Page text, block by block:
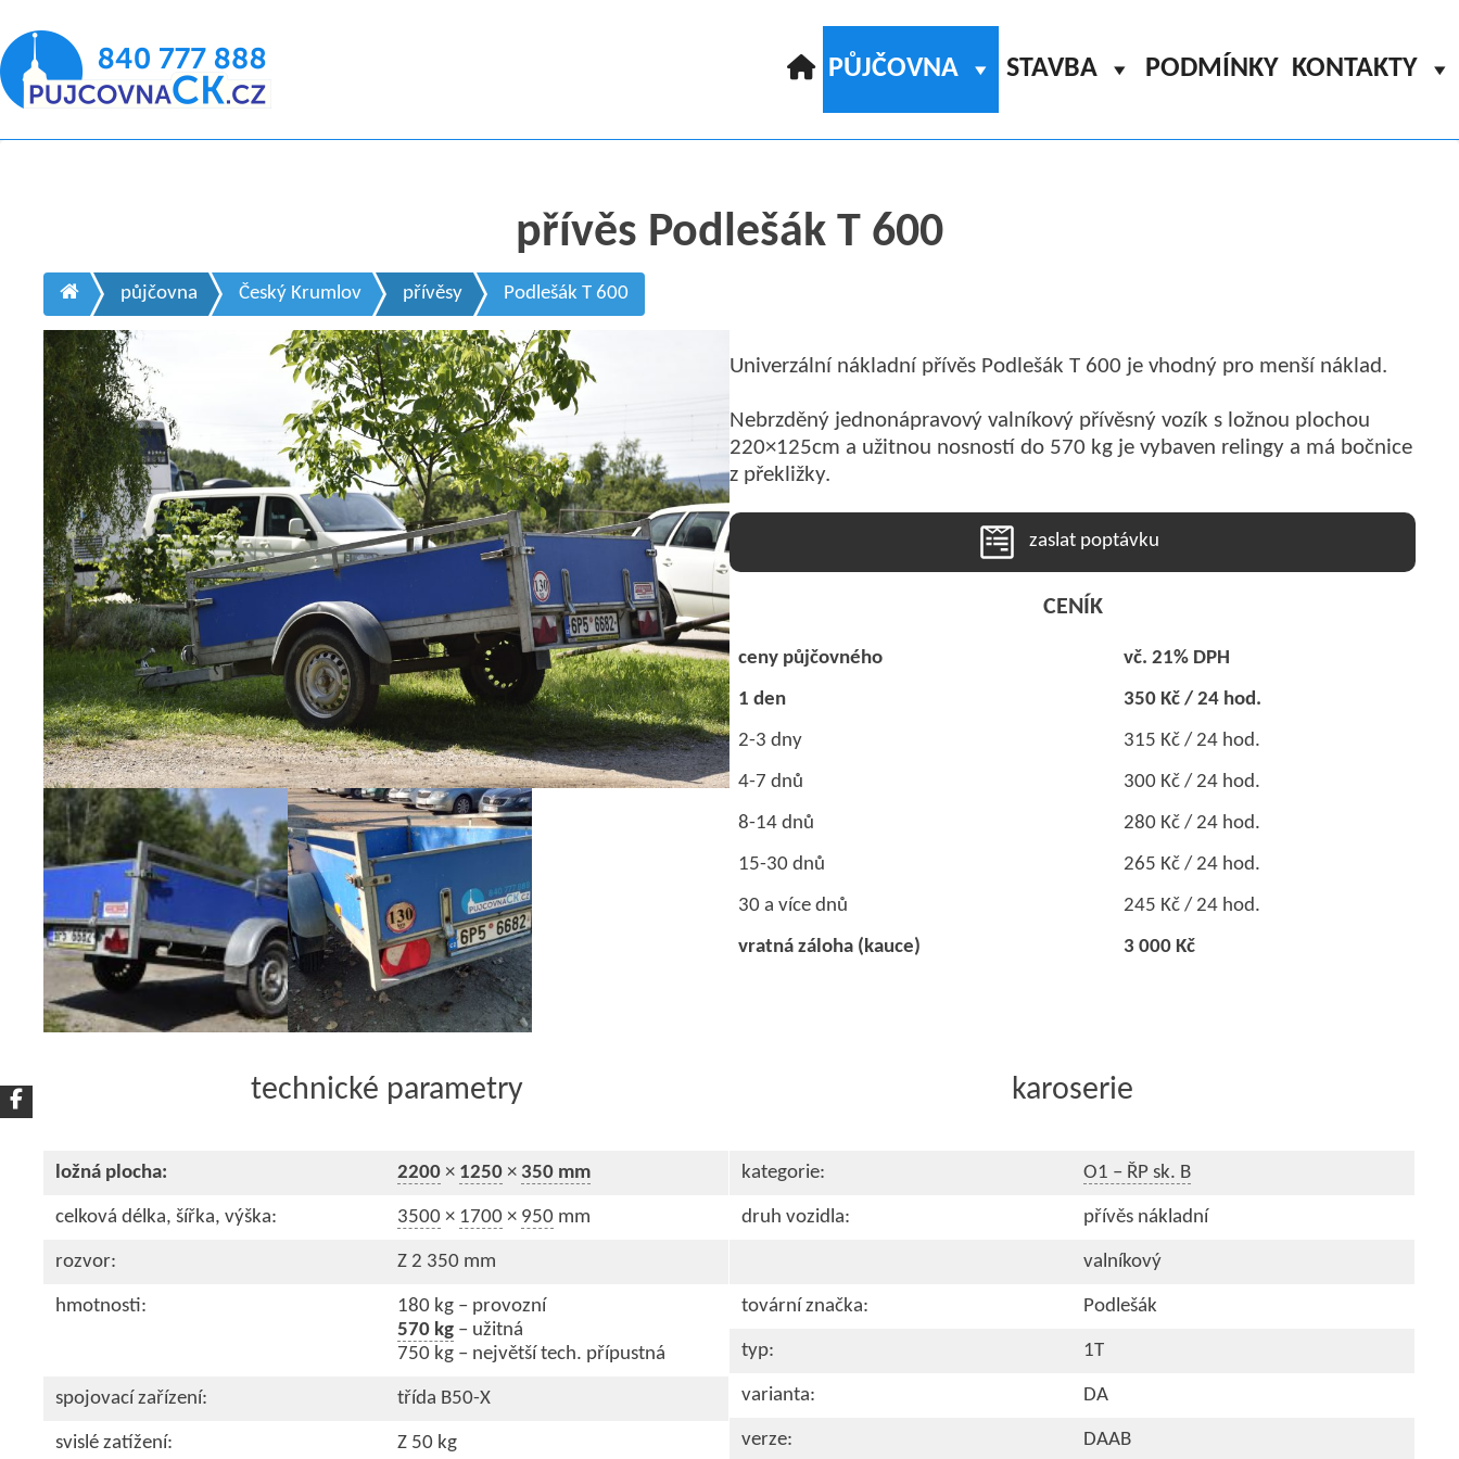
PŮJČOVNA STAVBA PODMÍNKY KONTAKTY
přívěs Podlešák T 600
půjčovna Český Krumlov přívěsy Podlešák T 600
Univerzální nákladní přívěs Podlešák T 600 je vhodný pro menší náklad.
Nebrzděný jednonápravový valníkový přívěsný vozík s ložnou plochou
220×125cm a užitnou nosností do 570 kg je vybaven relingy a má bočnice
z překližky.
zaslat poptávku
CENÍK
ceny půjčovného
vč. 21% DPH
1 den
350 Kč / 24 hod.
2-3 dny
315 Kč / 24 hod.
4-7 dnů
300 Kč / 24 hod.
8-14 dnů
280 Kč / 24 hod.
15-30 dnů
265 Kč / 24 hod.
30 a více dnů
245 Kč / 24 hod.
vratná záloha (kauce)
3 000 Kč
technické parametry
ložná plocha: 2200× 1250× 350 mm
celková délka, šířka, výška: 3500 × 1700 × 950 mm
rozvor: Z 2 350 mm
hmotnosti:
180 kg – provozní
570 kg– užitná
750 kg – největší tech. přípustná
spojovací zařízení: třída B50-X
svislé zatížení: Z 50 kg
karoserie
kategorie: O1 – ŘP sk. B
druh vozidla: přívěs nákladní
valníkový
tovární značka: Podlešák
typ: 1T
varianta: DA
verze: DAAB